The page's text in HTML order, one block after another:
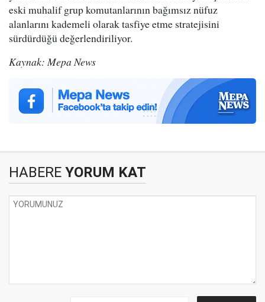
eski muhalif grup komutanlarının bağımsız nüfuz
alanlarını kademeli olarak tasfiye etme stratejisini
sürdürdüğü değerlendiriliyor.
Kaynak: Mepa News
HABERE YORUM KAT